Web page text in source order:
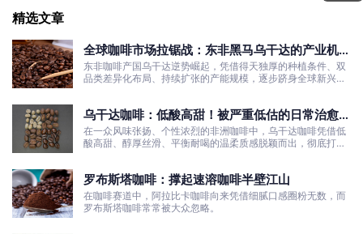
精选文章
全球咖啡市场拉锯战：东非黑马乌干达的产业机遇
与发展真相
东非咖啡产国乌干达逆势崛起，凭借得天独厚的种植条件、双
品类差异化布局、持续扩张的产能规模，逐步跻身全球新兴咖
乌干达咖啡：低酸高甜！被严重低估的日常治愈口
粮豆
在一众风味张扬、个性浓烈的非洲咖啡中，乌干达咖啡凭借低
酸高甜、醇厚丝滑、平衡耐喝的温柔质感脱颖而出，彻底打破
罗布斯塔咖啡：撑起速溶咖啡半壁江山
在咖啡赛道中，阿拉比卡咖啡向来凭借细腻口感圈粉无数，而
罗布斯塔咖啡常常被大众忽略。